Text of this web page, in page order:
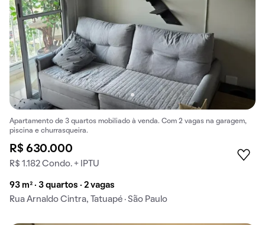
Apartamento de 3 quartos mobiliado à venda. Com 2 vagas na garagem,
piscina e churrasqueira.
R$ 630.000
R$ 1.182 Condo. + IPTU
93 m² · 3 quartos · 2 vagas
Rua Arnaldo Cintra, Tatuapé · São Paulo